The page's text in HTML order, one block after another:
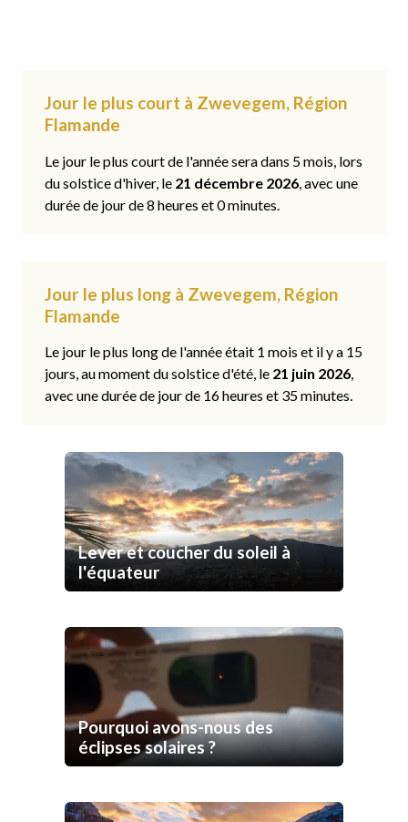
Jour le plus court à Zwevegem, Région
Flamande
Le jour le plus court de l'année sera dans 5 mois, lors
du solstice d'hiver, le 21 décembre 2026, avec une
durée de jour de 8 heures et 0 minutes.
Jour le plus long à Zwevegem, Région
Flamande
Le jour le plus long de l'année était 1 mois et il y a 15
jours, au moment du solstice d'été, le 21 juin 2026,
avec une durée de jour de 16 heures et 35 minutes.
Lever et coucher du soleil à
l'équateur
Pourquoi avons-nous des
éclipses solaires ?